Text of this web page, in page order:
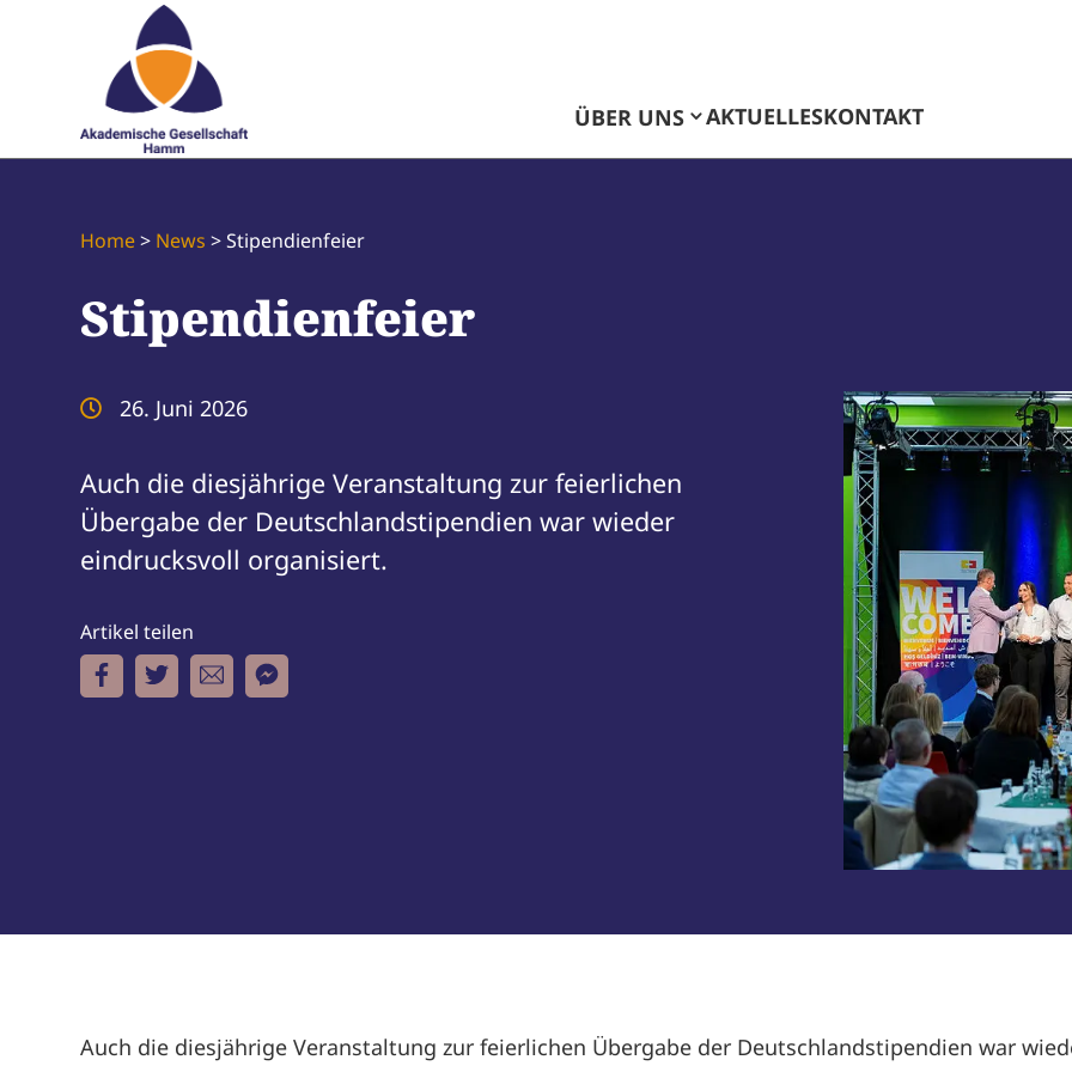
ÜBER UNS AKTUELLESKONTAKT
Home> News >Stipendienfeier
Stipendienfeier
 26. Juni 2026
Auch die diesjährige Veranstaltung zur feierlichen
Übergabe der Deutschlandstipendien war wieder
eindrucksvoll organisiert.
Artikel teilen
Auch die diesjährige Veranstaltung zur feierlichen Übergabe der Deutschlandstipendien war